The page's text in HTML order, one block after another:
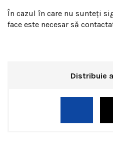
În cazul în care nu sunteți
face este necesar să
Distribuie